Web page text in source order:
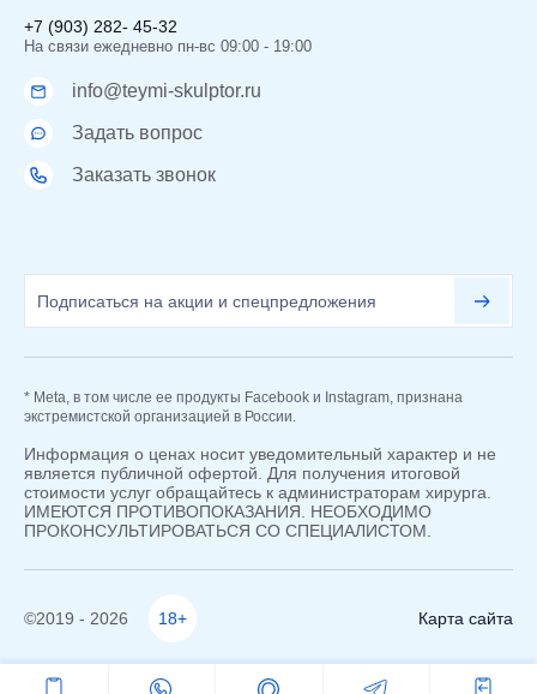
+7 (903) 282- 45-32
На связи ежедневно пн-вс 09:00 - 19:00
info@teymi-skulptor.ru
Задать вопрос
Заказать звонок
* Meta, в том числе ее продукты Facebook и Instagram, признана
экстремистской организацией в России.
Информация о ценах носит уведомительный характер и не
является публичной офертой. Для получения итоговой
стоимости услуг обращайтесь к администраторам хирурга.
ИМЕЮТСЯ ПРОТИВОПОКАЗАНИЯ. НЕОБХОДИМО
ПРОКОНСУЛЬТИРОВАТЬСЯ СО СПЕЦИАЛИСТОМ.
©2019 - 2026 18+ Карта сайта